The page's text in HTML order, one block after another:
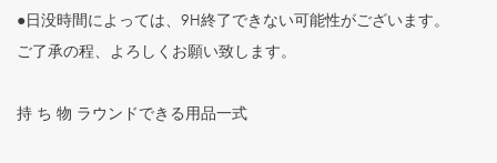
●日没時間によっては、9H終了できない可能性がございます。
ご了承の程、よろしくお願い致します。
持 ち 物 ラウンドできる用品一式